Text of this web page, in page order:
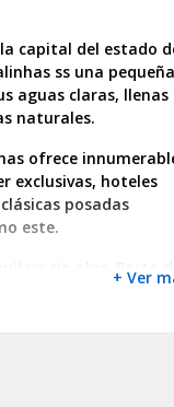
capital del estado
ss una
aguas claras, llenas
naturales.
ofrece
exclusivas, hoteles
posadas
este.
y sin olas, Porto
+ Ver